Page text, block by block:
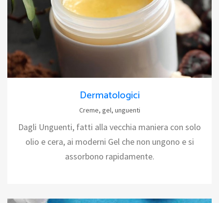
Dermatologici
Creme, gel, unguenti
Dagli Unguenti, fatti alla vecchia maniera con solo
olio e cera, ai moderni Gel che non ungono e si
assorbono rapidamente.